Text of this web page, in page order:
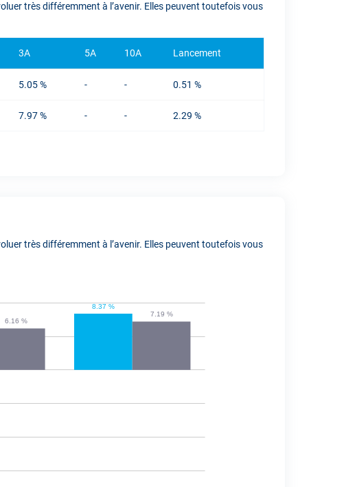
très différemment à l’avenir. Elles peuvent toutefois vous
3A 5A 10A Lancement
5.05 % - - 0.51 %
7.97 % - - 2.29 %
très différemment à l’avenir. Elles peuvent toutefois vous